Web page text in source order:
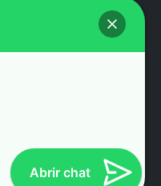
los derechos reservados
Abrir chat